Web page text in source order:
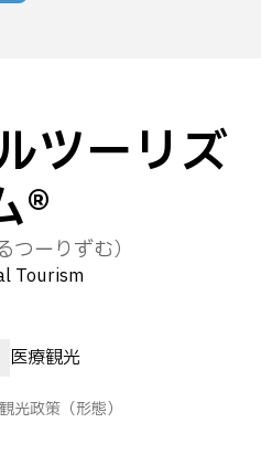
ツーリズ
®
つーりずむ）
Tourism
医療観光
光政策 （形態）